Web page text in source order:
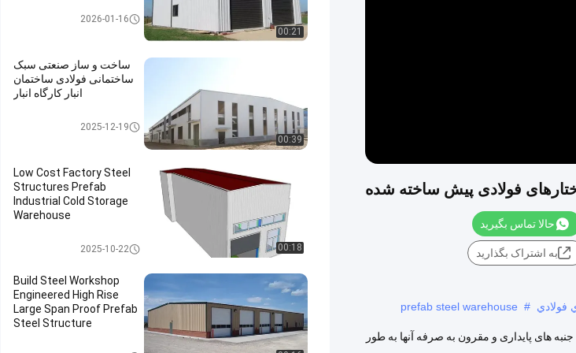
فولادی پیش ساخته شده
حالا تماس بگیرید
به اشتراک بگذارید
فولادي #
prefab steel warehouse
های پایداری و مقرون به صرفه آنها به طور
00:21
انبار ساختارهای فولادی2026-01-16
00:39
ساخت و ساز صنعتی سبک
ساختمانی فولادی ساختمان
انبار کارگاه انبار
انبار ساختارهای فولادی2025-12-19
00:18
Low Cost Factory Steel
Structures Prefab
Industrial Cold Storage
Warehouse
انبار ساختارهای فولادی2025-10-22
Build Steel Workshop
Engineered High Rise
Large Span Proof Prefab
Steel Structure